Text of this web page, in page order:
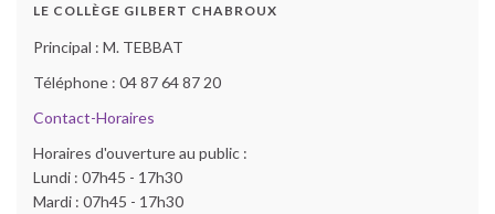
LE COLLÈGE GILBERT CHABROUX
Principal : M. TEBBAT
Téléphone : 04 87 64 87 20
Contact-Horaires
Horaires d'ouverture au public :
Lundi : 07h45 - 17h30
Mardi : 07h45 - 17h30